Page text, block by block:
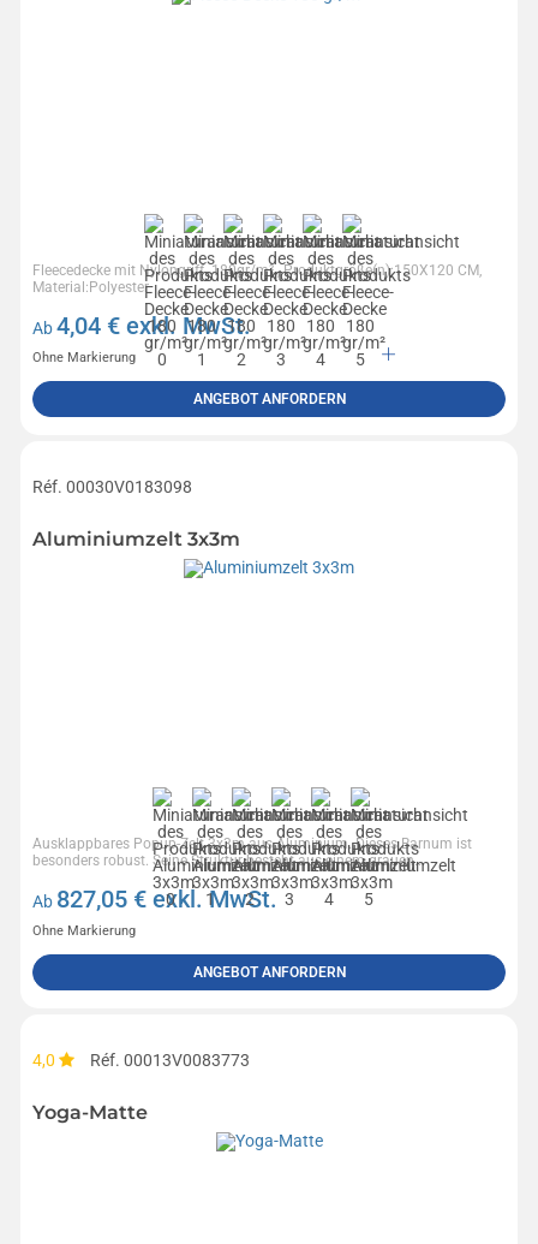
Fleecedecke mit Nylongriff. 180gr/m²., Produktgröße(n):150X120 CM,
Material:Polyester
Ab4,04 € exkl. MwSt.
Ohne Markierung
ANGEBOT ANFORDERN
Réf. 00030V0183098
Aluminiumzelt 3x3m
Ausklappbares Popup-Zelt 3x3m aus Aluminium. Dieses Barnum ist
besonders robust. Seine Struktur besteht aus einem grauen...
Ab 827,05 € exkl. MwSt.
Ohne Markierung
ANGEBOT ANFORDERN
4,0 Réf. 00013V0083773
Yoga-Matte